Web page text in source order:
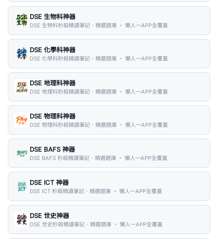
DSE 生物科神器
DSE 生物科秒殺精讀筆記．精選題庫 ・ 懶人一APP全覆蓋
DSE 化學科神器
DSE 化學科秒殺精讀筆記．精選題庫 ・ 懶人一APP全覆蓋
DSE 地理科神器
DSE 地理科秒殺精讀筆記．精選題庫 ・ 懶人一APP全覆蓋
DSE 物理科神器
DSE 物理科秒殺精讀筆記．精選題庫 ・ 懶人一APP全覆蓋
DSE BAFS 神器
DSE BAFS 秒殺精讀筆記．精選題庫 ・ 懶人一APP全覆蓋
DSE ICT 神器
DSE ICT 秒殺精讀筆記．精選題庫 ・ 懶人一APP全覆蓋
DSE 世史神器
DSE 世史秒殺精讀筆記．精選題庫 ・ 懶人一APP全覆蓋